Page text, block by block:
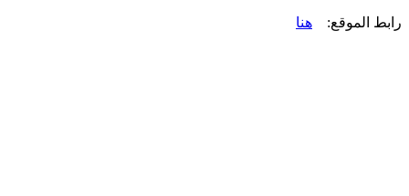
رابط الموقع: هنا